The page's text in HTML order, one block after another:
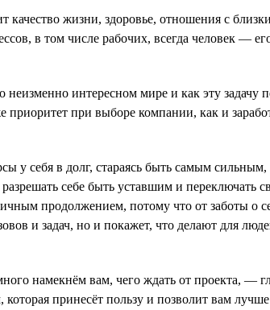
жизни, здоровье, отношения с
в том числе рабочих, всегда человек —
неизменно интересном мире и как эту
при выборе компании, как и
у себя в долг, стараясь быть самым
себе быть уставшим и переключать
продолжением, потому что от заботы о
и задач, но и покажет, что делают для
намекнём вам, чего ждать от проекта, —
принесёт пользу и позволит вам